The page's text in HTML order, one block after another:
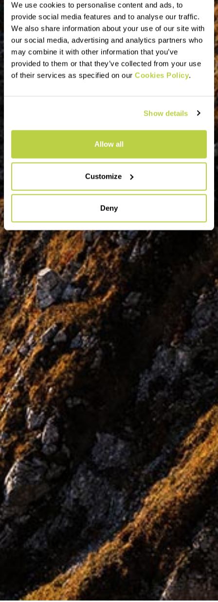
We use cookies to personalise content and ads, to
provide social media features and to analyse our traffic.
We also share information about your use of our site with
our social media, advertising and analytics partners who
may combine it with other information that you’ve
provided to them or that they’ve collected from your use
of their services as specified on our Cookies Policy.
Show details
Allow all
Customize
Deny